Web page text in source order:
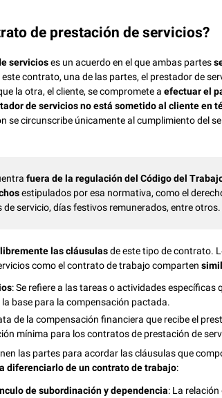
de prestación de servicios?
servicioses un acuerdo en el que ambas partes
este contrato, una de las partes, el prestador de
la otra, el cliente, se compromete aefectuar el
de servicios no está sometido al cliente en
se circunscribe únicamente al cumplimiento del
fuera de la regulación del Código del
estipulados por esa normativa, como el
servicio, días festivos remunerados, entre otros.
las cláusulasde este tipo de contrato.
como el contrato de trabajo comparten
: Se refiere a las tareas o actividades
base para la compensación pactada.
de la compensación financiera que recibe el
mínima para los contratos de prestación de
las partes para acordar las cláusulas que
diferenciarlo de un contrato de trabajo:
de subordinación y dependencia: La